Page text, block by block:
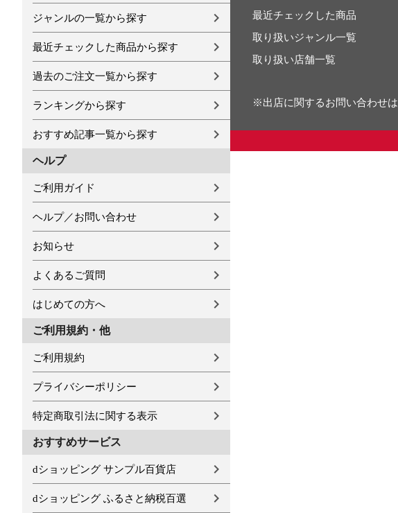
ジャンルの一覧から探す
最近チェックした商品から探す
過去のご注文一覧から探す
ランキングから探す
おすすめ記事一覧から探す
ヘルプ
ご利用ガイド
ヘルプ／お問い合わせ
お知らせ
よくあるご質問
はじめての方へ
ご利用規約・他
ご利用規約
プライバシーポリシー
特定商取引法に関する表示
おすすめサービス
dショッピング サンプル百貨店
dショッピング ふるさと納税百選
最近チェックした商品
取り扱いジャンル一覧
取り扱い店舗一覧
※出店に関するお問い合わせは